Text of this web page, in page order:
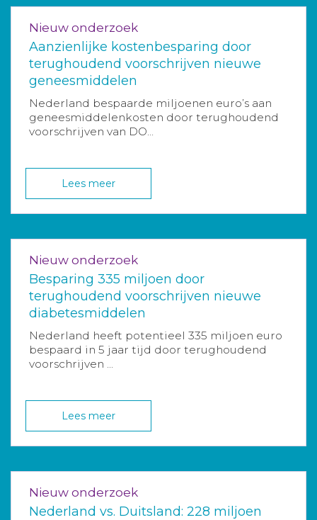
Nieuw onderzoek
Aanzienlijke kostenbesparing door
terughoudend voorschrijven nieuwe
geneesmiddelen
Nederland bespaarde miljoenen euro’s aan
geneesmiddelenkosten door terughoudend
voorschrijven van DO...
Lees meer
Nieuw onderzoek
Besparing 335 miljoen door
terughoudend voorschrijven nieuwe
diabetesmiddelen
Nederland heeft potentieel 335 miljoen euro
bespaard in 5 jaar tijd door terughoudend
voorschrijven ...
Lees meer
Nieuw onderzoek
Nederland vs. Duitsland: 228 miljoen